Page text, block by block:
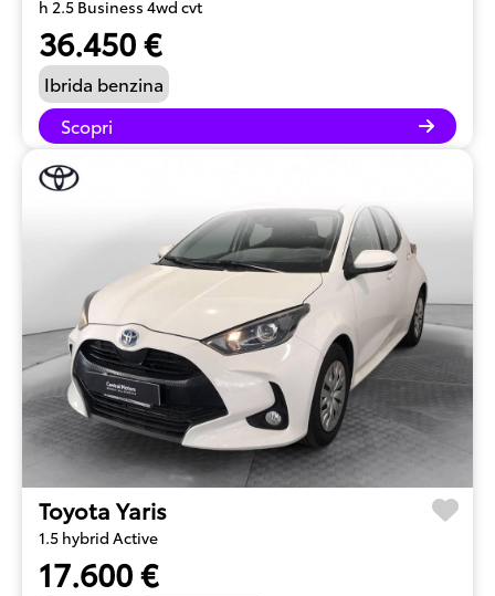
h 2.5 Business 4wd cvt
36.450 €
Ibrida benzina
Scopri
Toyota Yaris
1.5 hybrid Active
17.600 €